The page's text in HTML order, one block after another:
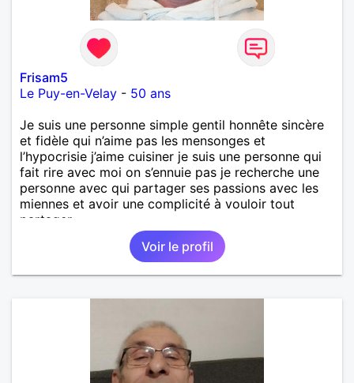
Frisam5
Le Puy-en-Velay - 50 ans
Je suis une personne simple gentil honnête sincère
et fidèle qui n’aime pas les mensonges et
l’hypocrisie j’aime cuisiner je suis une personne qui
fait rire avec moi on s’ennuie pas je recherche une
personne avec qui partager ses passions avec les
miennes et avoir une complicité à vouloir tout
partager
Voir le profil